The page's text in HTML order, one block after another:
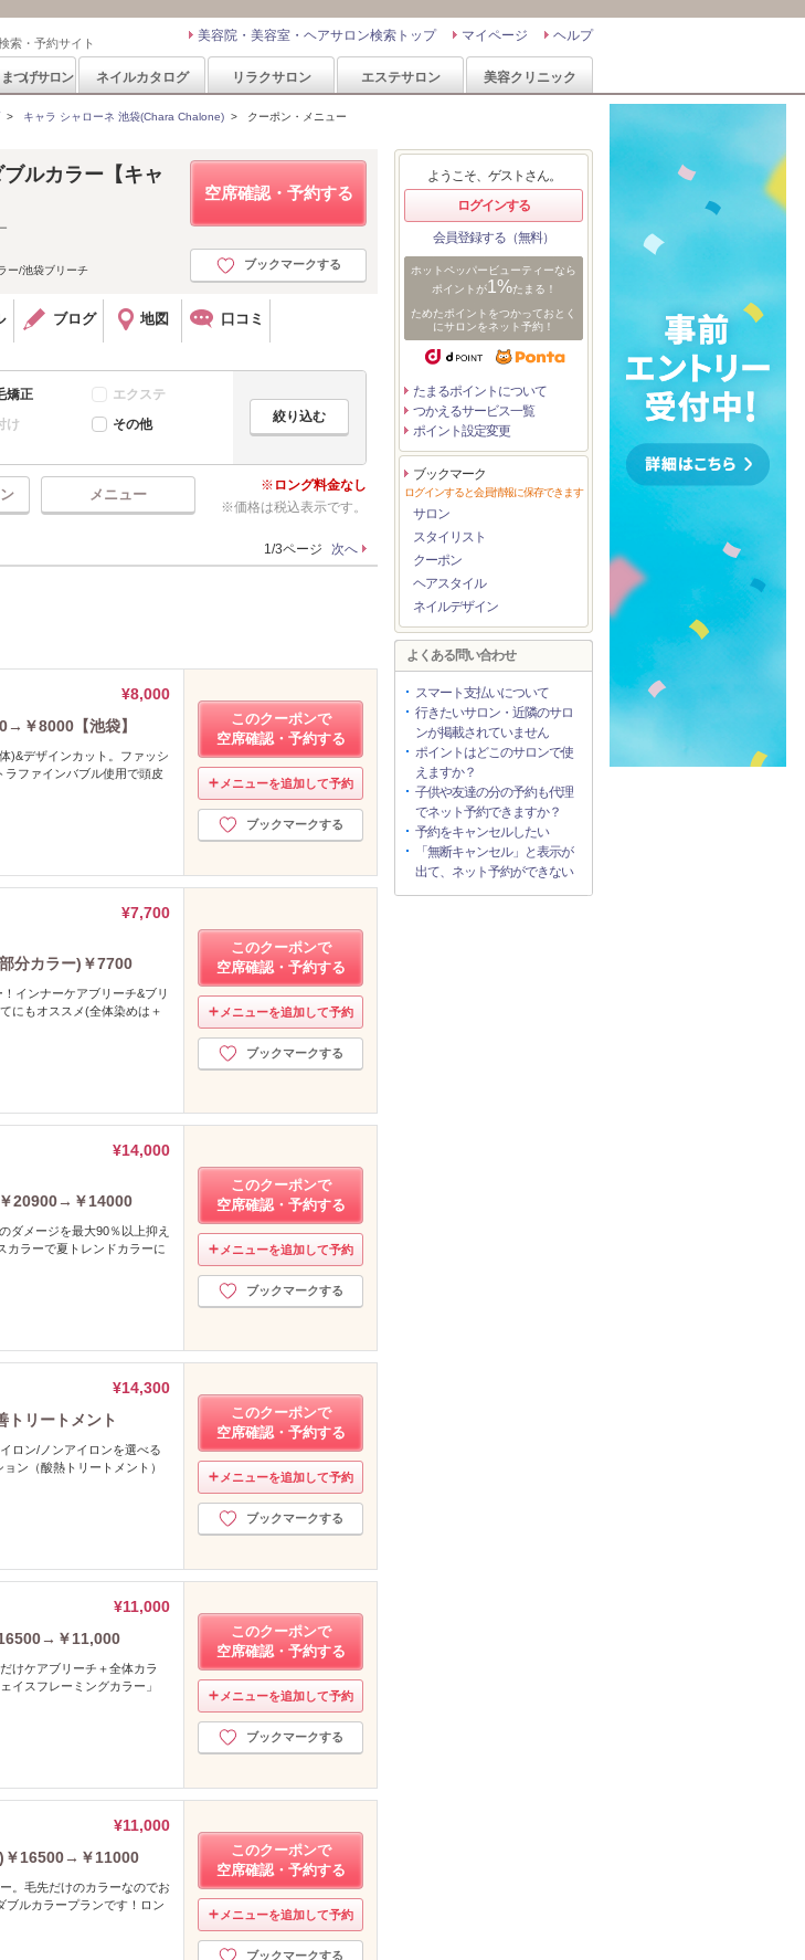
索・予約サイト ヘルプ
マイページ
美容院・美容室・ヘアサロン検索トップ
つげサロン ネイルカタログ リラクサロン エステサロン 美容クリニック
> キャラ シャローネ 池袋(Chara Chalone) > クーポン・メニュー
空席確認・予約する
ブックマークする
ルカラー【キャ
ー/池袋ブリーチ
ブログ 地図 口コミ
矯正
エクステ
け その他
メニュー
ロング料金なし
価格は税込表示です。
1/3ページ 次へ
¥8,000
￥8000【池袋】
)&デザインカット。ファッシ
ラファインバブル使用で頭皮
このクーポンで
空席確認・予約する
メニューを追加して予約
ブックマークする
¥7,700
分カラー)￥7700
インナーケアブリーチ&ブリ
にもオススメ(全体染めは＋
このクーポンで
空席確認・予約する
メニューを追加して予約
ブックマークする
¥14,000
￥20900→￥14000
ダメージを最大90％以上抑え
カラーで夏トレンドカラーに
このクーポンで
空席確認・予約する
メニューを追加して予約
ブックマークする
¥14,300
トリートメント
ロン/ノンアイロンを選べる
ン（酸熱トリートメント）
このクーポンで
空席確認・予約する
メニューを追加して予約
ブックマークする
¥11,000
16500→￥11,000
けケアブリーチ＋全体カラ
イスフレーミングカラー」
このクーポンで
空席確認・予約する
メニューを追加して予約
ブックマークする
¥11,000
)￥16500→￥11000
。毛先だけのカラーなのでお
ブルカラープランです！ロン
このクーポンで
空席確認・予約する
メニューを追加して予約
ブックマークする
ようこそ、ゲストさん。
ログインする
会員登録する（無料）
ホットペッパービューティーなら
ポイントが1%たまる！
ためたポイントをつかっておとく
にサロンをネット予約！
たまるポイントについて
つかえるサービス一覧
ポイント設定変更
ブックマーク
ログインすると会員情報に保存できます
サロン
スタイリスト
クーポン
ヘアスタイル
ネイルデザイン
よくある問い合わせ
スマート支払いについて
行きたいサロン・近隣のサロ
ンが掲載されていません
ポイントはどこのサロンで使
えますか？
子供や友達の分の予約も代理
でネット予約できますか？
予約をキャンセルしたい
「無断キャンセル」と表示が
出て、ネット予約ができない